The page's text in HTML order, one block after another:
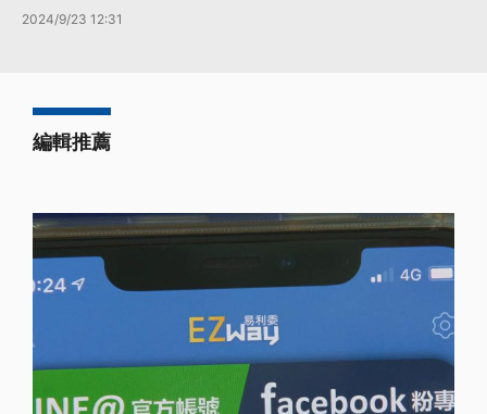
2024/9/23 12:31
編輯推薦